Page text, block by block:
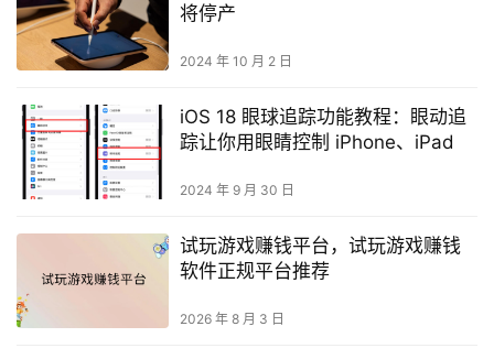
将停产
2024 年 10 月 2 日
iOS 18 眼球追踪功能教程：眼动追
踪让你用眼睛控制 iPhone、iPad
2024 年 9 月 30 日
试玩游戏赚钱平台，试玩游戏赚钱
软件正规平台推荐
2026 年 8 月 3 日